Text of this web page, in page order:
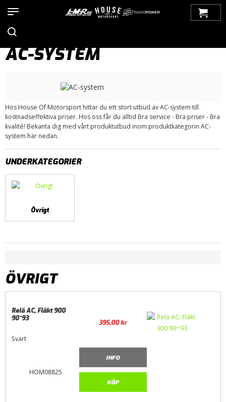
900 OG (1979-1993)
> AC-system
AC-SYSTEM
Hos House Of Motorsport hittar du ett stort utbud av AC-system till
kostnadseffektiva priser. Hos oss får du alltid Bra service - Bra priser - Bra
kvalité! Bekanta dig med vårt produktutbud inom produktkategorin AC-
system här nedan.
UNDERKATEGORIER
Övrigt
ÖVRIGT
HOM08825
Relä AC, Fläkt 900
90~93
Svart
395,00kr
INFO
KÖP